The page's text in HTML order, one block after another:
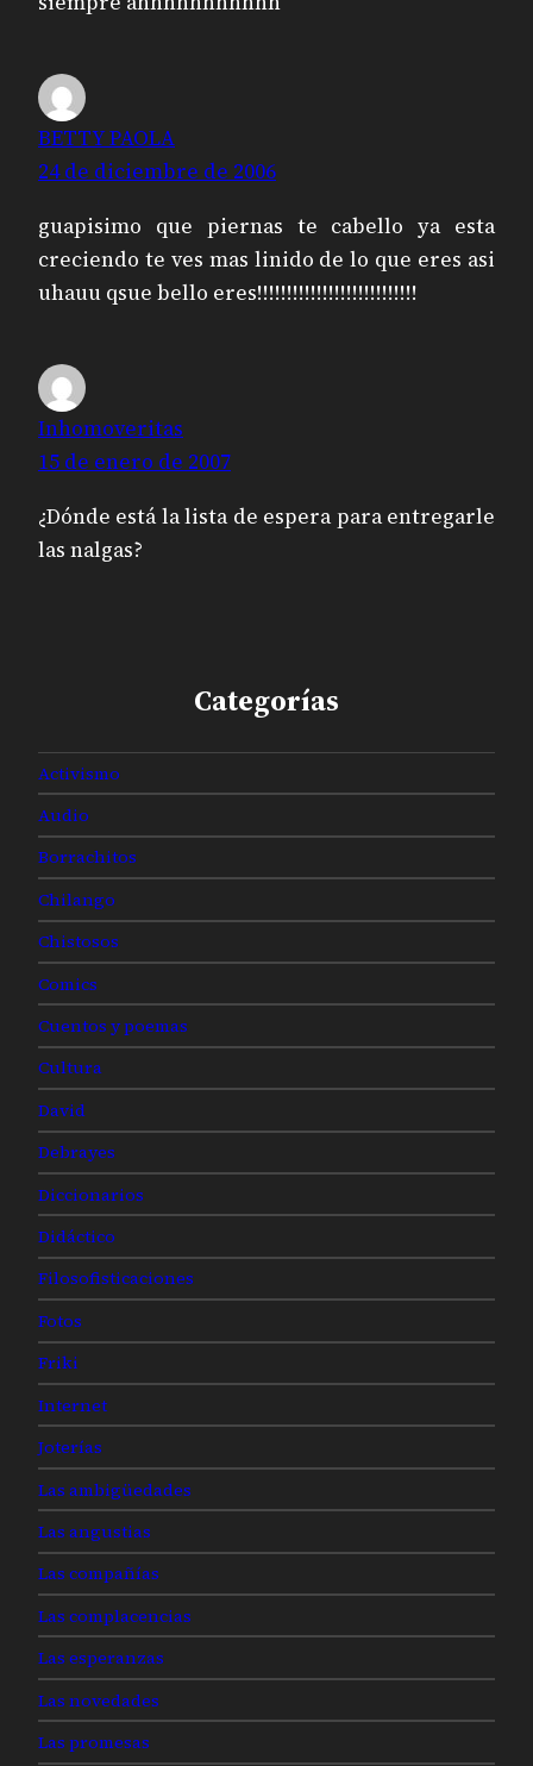
BETTY PAOLA
24 de diciembre de 2006
guapisimo que piernas te cabello ya esta
creciendo te ves mas linido de lo que eres asi
uhauu qsue bello eres!!!!!!!!!!!!!!!!!!!!!!!!!!!
Inhomoveritas
15 de enero de 2007
¿Dónde está la lista de espera para entregarle
las nalgas?
Categorías
Activismo
Audio
Borrachitos
Chilango
Chistosos
Comics
Cuentos y poemas
Cultura
David
Debrayes
Diccionarios
Didáctico
Filosofisticaciones
Fotos
Friki
Internet
Joterías
Las ambigüedades
Las angustias
Las compañías
Las complacencias
Las esperanzas
Las novedades
Las promesas